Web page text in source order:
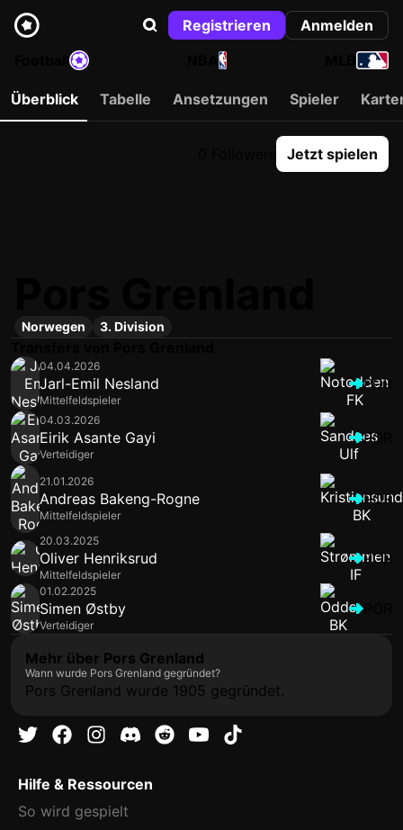
Registrieren
Anmelden
NBA
Überblick Tabelle Ansetzungen Spieler
Jetzt spielen
Norwegen 3. Division
04.04.2026
Jarl-Emil Nesland
Mittelfeldspieler
POR
04.03.2026
Eirik Asante Gayi
Verteidiger
POR
21.01.2026
Andreas Bakeng-Rogne
Mittelfeldspieler
POR
20.03.2025
Oliver Henriksrud
Mittelfeldspieler
POR
01.02.2025
Simen Østby
Verteidiger
Mehr über Pors Grenland
Wann wurde Pors Grenland gegründet?
Pors Grenland wurde 1905 gegründet.
Hilfe & Ressourcen
So wird gespielt